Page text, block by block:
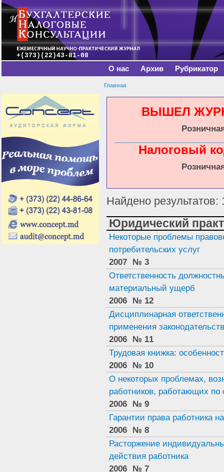
+(373)(22)43-81-08
Главное меню
О нас Архив Рубрикатор
Вы здесь
Главная
ВЫШЕЛ
Налоговый
Найдено результатов:
Юридический
Некоторые проблемы
потребительских услуг
2007 № 3
Ответственность
материальный ущерб
2006 № 12
Дисциплинарная
применения
2006 № 11
Трудовая книжка:
2006 № 10
О некоторых проблемах,
работников, работающих по
2006 № 9
Гарантии права работника
2006 № 8
Расторжение
действия работника
2006 № 7